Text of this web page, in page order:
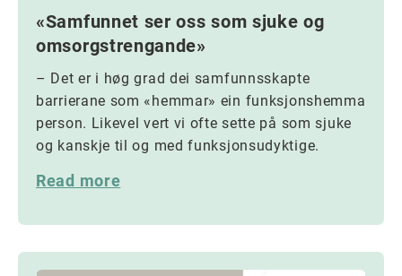
«Samfunnet ser oss som sjuke og
omsorgstrengande»
– Det er i høg grad dei samfunnsskapte
barrierane som «hemmar» ein funksjonshemma
person. Likevel vert vi ofte sette på som sjuke
og kanskje til og med funksjonsudyktige.
Read more